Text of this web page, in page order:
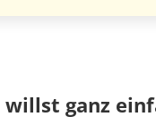
willst ganz